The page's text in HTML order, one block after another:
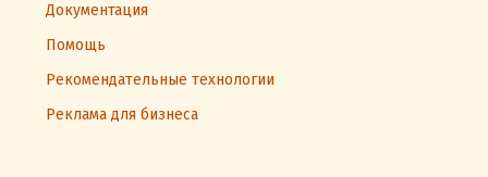
Документация
Помощь
Рекомендательные технологии
Реклама для бизнеса